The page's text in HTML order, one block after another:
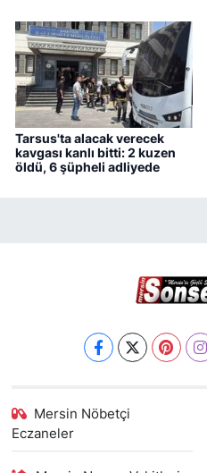
Tarsus'ta alacak verecek
kavgası kanlı bitti: 2 kuzen
öldü, 6 şüpheli adliyede
Mersin Nöbetçi
Eczaneler